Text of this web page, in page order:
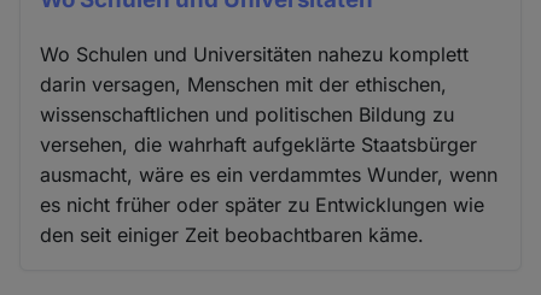
Wo Schulen und Universitäten nahezu komplett
darin versagen, Menschen mit der ethischen,
wissenschaftlichen und politischen Bildung zu
versehen, die wahrhaft aufgeklärte Staatsbürger
ausmacht, wäre es ein verdammtes Wunder, wenn
es nicht früher oder später zu Entwicklungen wie
den seit einiger Zeit beobachtbaren käme.